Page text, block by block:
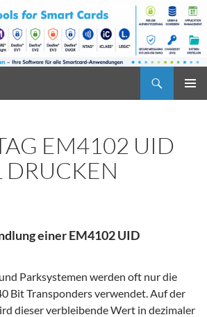
EM4102 UID
einer EM4102 UID
Parksystemen werden oft nur die
Bit Transponders verwendet. Auf der
dieser verbleibende Wert in dezimaler